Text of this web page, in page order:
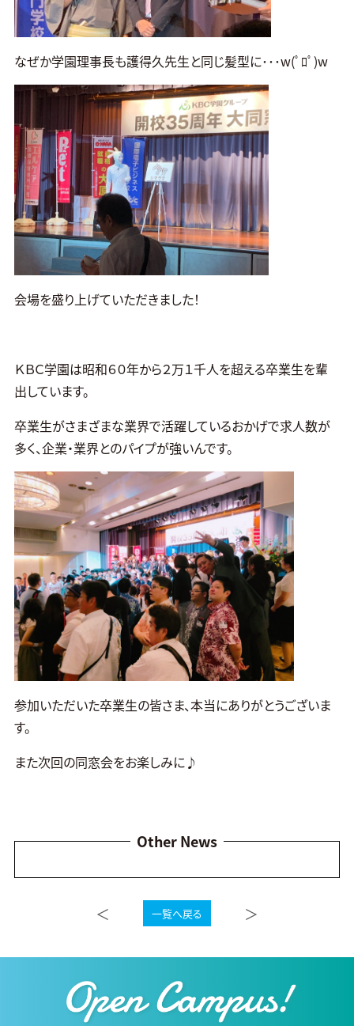
なぜか学園理事長も護得久先生と同じ髪型に･･･w(ﾟﾛﾟ)w
会場を盛り上げていただきました！
ＫＢＣ学園は昭和６０年から２万１千人を超える卒業生を輩
出しています。
卒業生がさまざまな業界で活躍しているおかげで求人数が
多く、企業・業界とのパイプが強いんです。
参加いただいた卒業生の皆さま、本当にありがとうございま
す。
また次回の同窓会をお楽しみに♪
Other News
＜ 一覧へ戻る ＞